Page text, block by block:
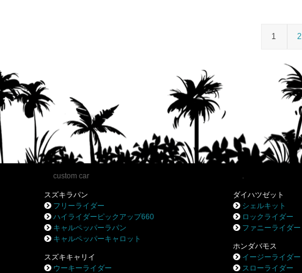
1 2
custom car
スズキラパン
フリーライダー
ハイライダーピックアップ660
キャルペッパーラパン
キャルペッパーキャロット
スズキキャリイ
ウーキーライダー
ダイハツゼット
シェルキット
ロックライダー
ファニーライダー
ホンダバモス
イージーライダー
スローライダー